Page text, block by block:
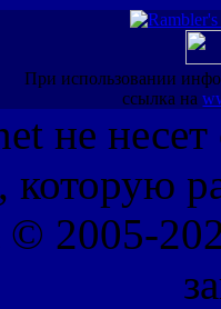
При использовании
ссылка на
не несет
2005-